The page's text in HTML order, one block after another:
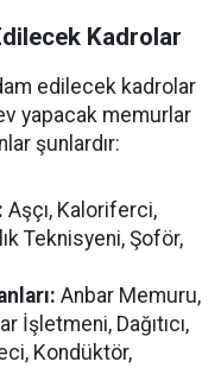
Kadrolar
edilecek kadrolar
yapacak memurlar
şunlardır:
Aşçı, Kaloriferci,
Teknisyeni, Şoför,
Anbar Memuru,
İşletmeni, Dağıtıcı,
Kondüktör,